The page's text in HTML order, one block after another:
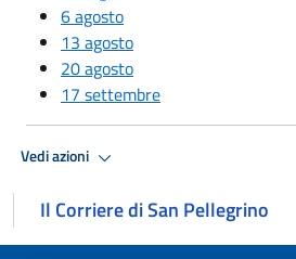
6 agosto
13 agosto
20 agosto
17 settembre
Vedi azioni
Il Corriere di San Pellegrino